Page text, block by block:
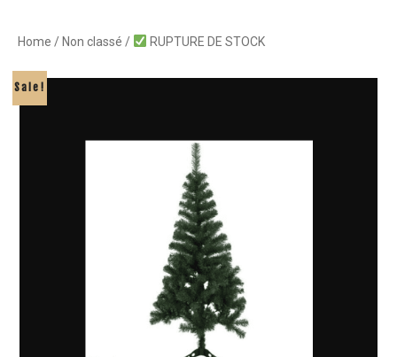
Home / Non classé / RUPTURE DE STOCK
Sale!